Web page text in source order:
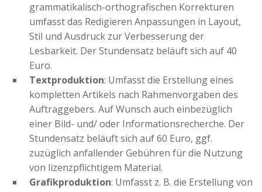
grammatikalisch-orthografischen Korrekturen
umfasst das Redigieren Anpassungen in Layout,
Stil und Ausdruck zur Verbesserung der
Lesbarkeit. Der Stundensatz beläuft sich auf 40
Euro.
Textproduktion: Umfasst die Erstellung eines
kompletten Artikels nach Rahmenvorgaben des
Auftraggebers. Auf Wunsch auch einbezüglich
einer Bild- und/ oder Informationsrecherche. Der
Stundensatz beläuft sich auf 60 Euro, ggf.
zuzüglich anfallender Gebühren für die Nutzung
von lizenzpflichtigem Material.
Grafikproduktion: Umfasst z. B. die Erstellung von